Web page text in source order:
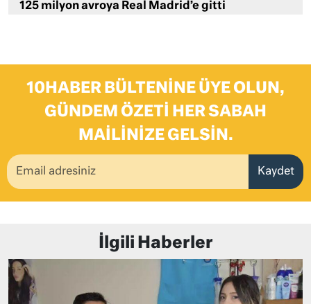
125 milyon avroya Real Madrid’e gitti
10HABER BÜLTENINE ÜYE OLUN,
GÜNDEM ÖZETI HER SABAH
MAILINIZE GELSIN.
Kaydet
İlgili Haberler